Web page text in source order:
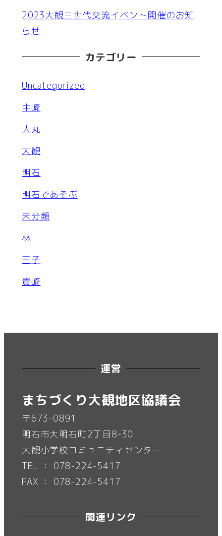
2023大観三世代交流イベント開催のお知
らせ
カテゴリー
Uncategorized
中崎
人丸
大観
明石
明石であそぶ
未分類
林
王子
貴崎
運営
まちづくり大観地区協議会
〒673-0891
明石市大明石町2丁目8-30
大観小学校コミュニティセンター
TEL ： 078-224-5417
FAX ： 078-224-5417
関連リンク